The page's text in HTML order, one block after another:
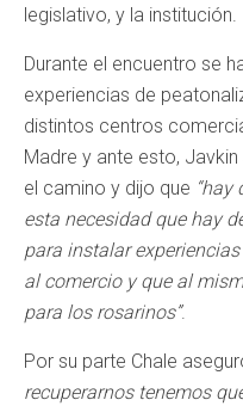
legislativo, y la institución.
Durante el encuentro se
experiencias de
distintos centros
Madre y ante esto,
el camino y dijo que “hay
esta necesidad que hay
para instalar
al comercio y que al
para los rosarinos”.
Por su parte Chale
recuperarnos tenemos